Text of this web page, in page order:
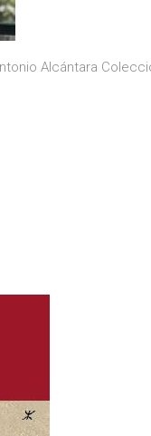
Alcántara